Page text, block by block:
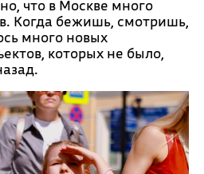
что в Москве много
Когда бежишь, смотришь,
много новых
которых не было,